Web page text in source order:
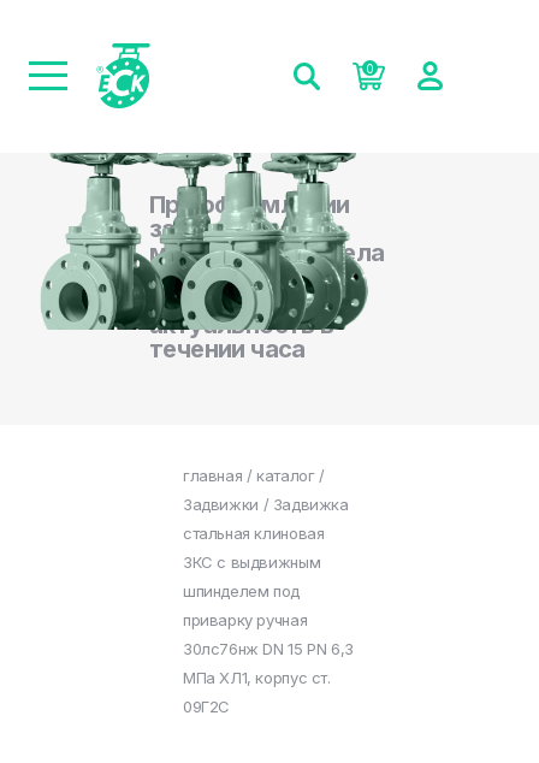
0
При оформлении
заказа на сайте,
менеджеры отдела
продаж
подтверждают
актуальность в
течении часа
главная / каталог/
Задвижки / Задвижка
стальная клиновая
ЗКС с выдвижным
шпинделем под
приварку ручная
30лс76нж DN 15 PN 6,3
МПа ХЛ1, корпус ст.
09Г2С